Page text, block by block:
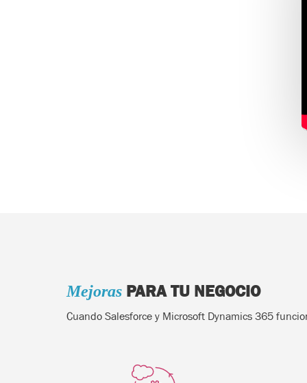
Mejoras PARA TU NEGOCIO
Cuando Salesforce y Microsoft Dynamics 365